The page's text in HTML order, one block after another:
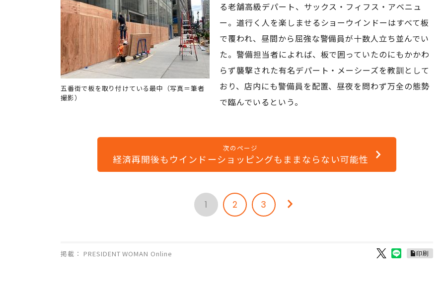
五番街で板を取り付けている最中（写真＝筆者
撮影）
る老舗高級デパート、サックス・フィフス・アベニュ
ー。道行く人を楽しませるショーウインドーはすべて板
で覆われ、昼間から屈強な警備員が十数人立ち並んでい
た。警備担当者によれば、板で囲っていたのにもかかわ
らず襲撃された有名デパート・メーシーズを教訓として
おり、店内にも警備員を配置、昼夜を問わず万全の態勢
で臨んでいるという。
次のページ
経済再開後もウインドーショッピングもままならない可能性
1 2 3
掲載： PRESIDENT WOMAN Online 印刷